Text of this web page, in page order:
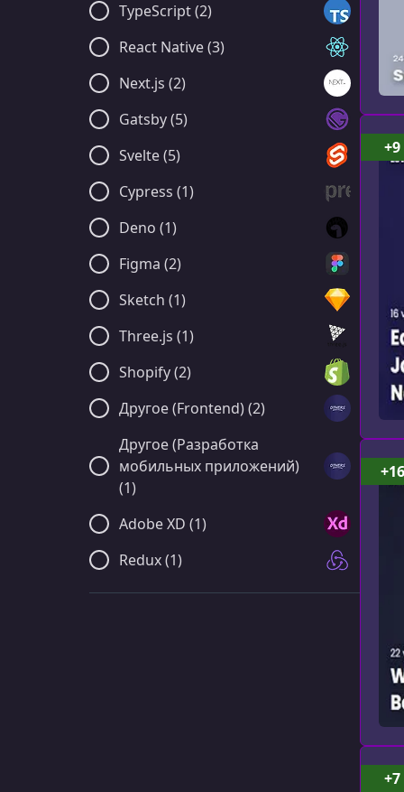
TypeScript (2)
React Native (3)
Next.js (2)
Gatsby (5)
Svelte (5)
Cypress (1)
Deno (1)
Figma (2)
Sketch (1)
Three.js (1)
Shopify (2)
Другое (Frontend) (2)
Другое (Разработка
мобильных приложений)
(1)
Adobe XD (1)
Redux (1)
+9
+16
+7